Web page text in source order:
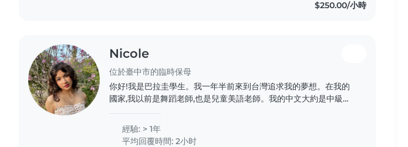
$250.00/小時
Nicole
位於臺中市的臨時保母
你好!我是巴拉圭學生。我一年半前來到台灣追求我的夢想。在我的
國家,我以前是舞蹈老師,也是兒童美語老師。我的中文大約是中級程
經驗: > 1年
平均回覆時間: 2小时